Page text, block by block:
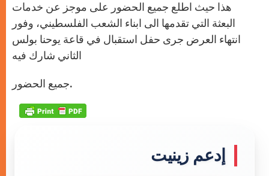
هذا حيث اطلع جميع الحضور على موجز عن ‏خدمات
البعثة التي تقدمها الى ابناء الشعب الفلسطيني، وفور
انتهاء ‏العرض جرى حفل استقبال في قاعة يوحنا بولس
الثاني شارك فيه
جميع ‏الحضور.
إدعم زينيت